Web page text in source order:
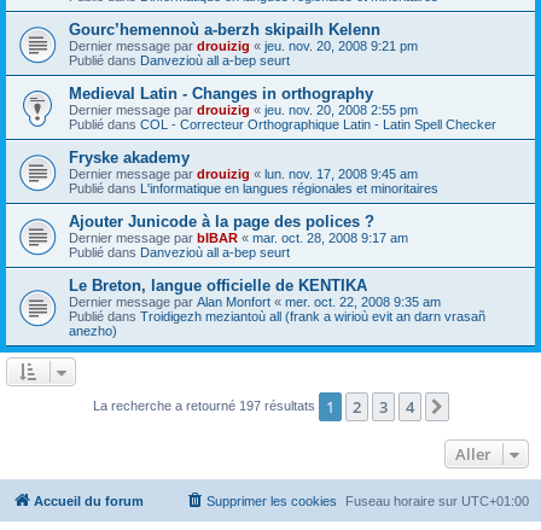
Gourc’hemennoù a-berzh skipailh Kelenn
Dernier message par drouizig « jeu. nov. 20, 2008 9:21 pm
Publié dans Danvezioù all a-bep seurt
Medieval Latin - Changes in orthography
Dernier message par drouizig « jeu. nov. 20, 2008 2:55 pm
Publié dans COL - Correcteur Orthographique Latin - Latin Spell Checker
Fryske akademy
Dernier message par drouizig « lun. nov. 17, 2008 9:45 am
Publié dans L'informatique en langues régionales et minoritaires
Ajouter Junicode à la page des polices ?
Dernier message par bIBAR « mar. oct. 28, 2008 9:17 am
Publié dans Danvezioù all a-bep seurt
Le Breton, langue officielle de KENTIKA
Dernier message par Alan Monfort « mer. oct. 22, 2008 9:35 am
Publié dans Troidigezh meziantoù all (frank a wirioù evit an darn vrasañ
anezho)
La recherche a retourné 197 résultats 1 2 3 4
Aller
Accueil du forum Fuseau horaire sur UTC+01:00
Supprimer les cookies